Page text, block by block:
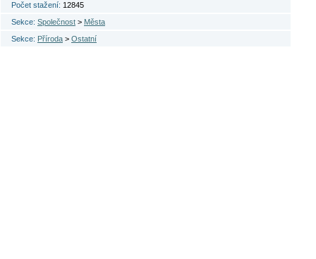
Počet stažení: 12845
Sekce: Společnost > Města
Sekce: Příroda > Ostatní